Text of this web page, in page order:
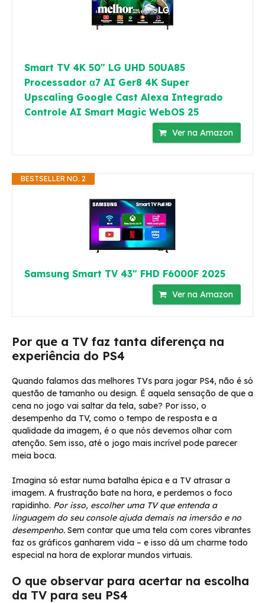
Smart TV 4K 50" LG UHD 50UA85
Processador α7 AI Ger8 4K Super
Upscaling Google Cast Alexa Integrado
Controle AI Smart Magic WebOS 25
Ver na Amazon
BESTSELLER NO. 2
Samsung Smart TV 43" FHD F6000F 2025
Ver na Amazon
Por que a TV faz tanta diferença na
experiência do PS4
Quando falamos das melhores TVs para jogar PS4, não é só
questão de tamanho ou design. É aquela sensação de que a
cena no jogo vai saltar da tela, sabe? Por isso, o
desempenho da TV, como o tempo de resposta e a
qualidade da imagem, é o que nós devemos olhar com
atenção. Sem isso, até o jogo mais incrível pode parecer
meia boca.
Imagina só estar numa batalha épica e a TV atrasar a
imagem. A frustração bate na hora, e perdemos o foco
rapidinho. Por isso, escolher uma TV que entenda a
linguagem do seu console ajuda demais na imersão e no
desempenho. Sem contar que uma tela com cores vibrantes
faz os gráficos ganharem vida – e isso dá um charme todo
especial na hora de explorar mundos virtuais.
O que observar para acertar na escolha
da TV para seu PS4